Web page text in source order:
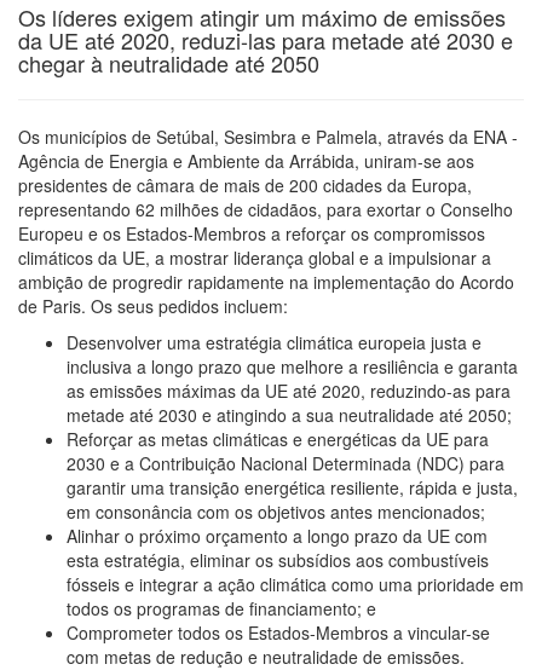
Os líderes exigem atingir um máximo de emissões
da UE até 2020, reduzi-las para metade até 2030 e
chegar à neutralidade até 2050
Os municípios de Setúbal, Sesimbra e Palmela, através da ENA -
Agência de Energia e Ambiente da Arrábida, uniram-se aos
presidentes de câmara de mais de 200 cidades da Europa,
representando 62 milhões de cidadãos, para exortar o Conselho
Europeu e os Estados-Membros a reforçar os compromissos
climáticos da UE, a mostrar liderança global e a impulsionar a
ambição de progredir rapidamente na implementação do Acordo
de Paris. Os seus pedidos incluem:
Desenvolver uma estratégia climática europeia justa e
inclusiva a longo prazo que melhore a resiliência e garanta
as emissões máximas da UE até 2020, reduzindo-as para
metade até 2030 e atingindo a sua neutralidade até 2050;
Reforçar as metas climáticas e energéticas da UE para
2030 e a Contribuição Nacional Determinada (NDC) para
garantir uma transição energética resiliente, rápida e justa,
em consonância com os objetivos antes mencionados;
Alinhar o próximo orçamento a longo prazo da UE com
esta estratégia, eliminar os subsídios aos combustíveis
fósseis e integrar a ação climática como uma prioridade em
todos os programas de financiamento; e
Comprometer todos os Estados-Membros a vincular-se
com metas de redução e neutralidade de emissões.